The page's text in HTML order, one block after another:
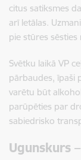
citus satiksmes
arī letālas.
pie stūres sēsties
Svētku laikā VP
pārbaudes, īpaši
varētu būt
parūpēties par
sabiedrisko
Ugunskurs